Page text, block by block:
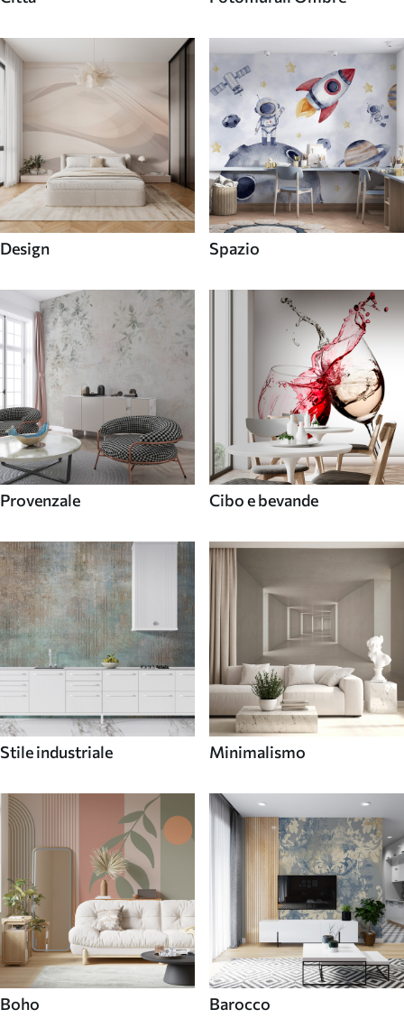
Design Spazio
Provenzale Cibo e bevande
Stile industriale Minimalismo
Boho Barocco